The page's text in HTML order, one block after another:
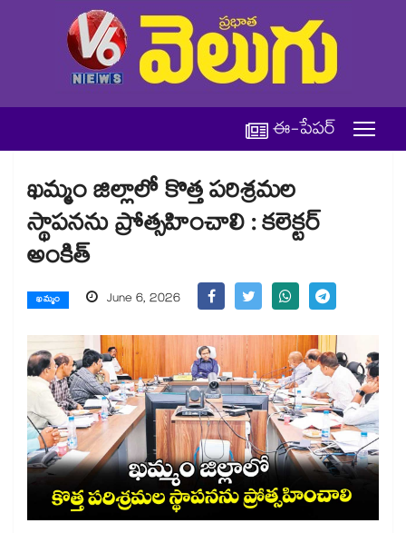
ఈ-పేపర్
ఖమ్మం జిల్లాలో కొత్త పరిశ్రమల
స్థాపనను ప్రోత్సహించాలి : కలెక్టర్
అంకిత్
ఖమ్మం June 6, 2026